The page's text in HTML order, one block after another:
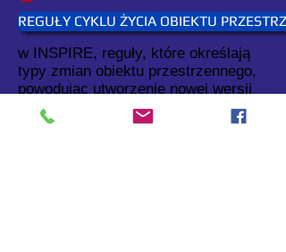
REGUŁY CYKLU ŻYCIA OBIEKTU
w INSPIRE, reguły, które określają
typy zmian obiektu przestrzennego,
powodując utworzenie nowej wersji
obiektu przestrzennego lub jego
usunięcie/dezaktualizację.